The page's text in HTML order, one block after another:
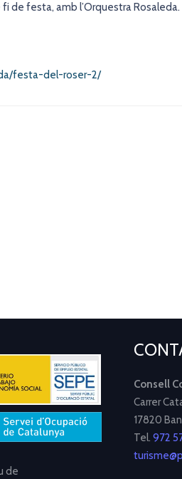
de festa, amb l’Orquestra
festa-del-roser-2/
de
Consell
Carrer
17820
Tel. 972